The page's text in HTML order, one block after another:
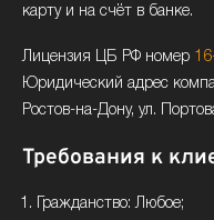
карту и на счёт в банке.
Лицензия ЦБ РФ номер
Юридический адрес
Ростов-на-Дону, ул.
Требования к
Гражданство: Любое;